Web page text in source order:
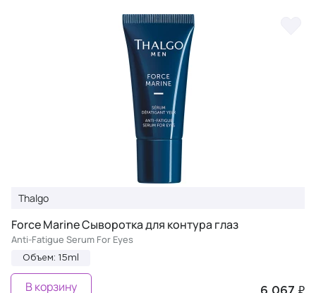
Thalgo
Force Marine Сыворотка для контура глаз
Anti-Fatigue Serum For Eyes
Объем: 15ml
В корзину